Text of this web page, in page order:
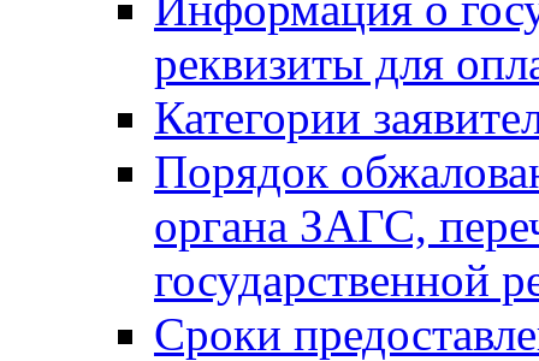
реквизиты для
Категории
Порядок
органа ЗАГС,
государственной
Сроки